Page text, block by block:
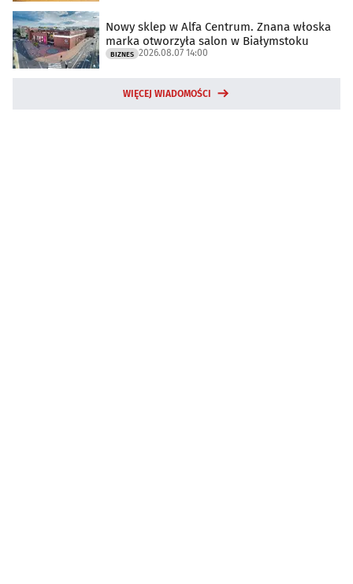
Nowy sklep w Alfa Centrum. Znana włoska
marka otworzyła salon w Białymstoku
BIZNES 2026.08.07 14:00
WIĘCEJ WIADOMOŚCI